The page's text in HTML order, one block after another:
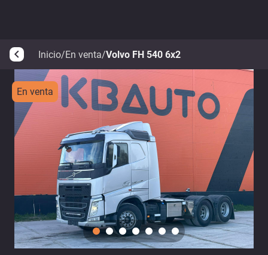
arrow_back_ios Inicio/En venta/Volvo FH 540 6x2
En venta